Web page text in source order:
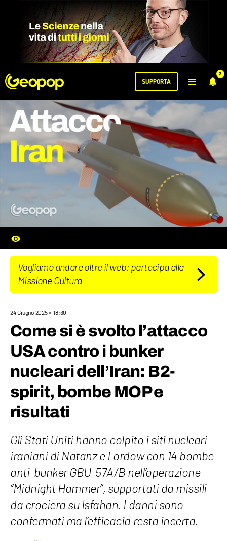
2
SUPPORTA
Vogliamo andare oltre il web: partecipa alla
Missione Cultura
24 Giugno 2025 18:30
Come si è svolto l’attacco
USA contro i bunker
nucleari dell’Iran: B2-
spirit, bombe MOP e
risultati
Gli Stati Uniti hanno colpito i siti nucleari
iraniani di Natanz e Fordow con 14 bombe
anti-bunker GBU-57A/B nell’operazione
“Midnight Hammer”, supportati da missili
da crociera su Isfahan. I danni sono
confermati ma l’efficacia resta incerta.